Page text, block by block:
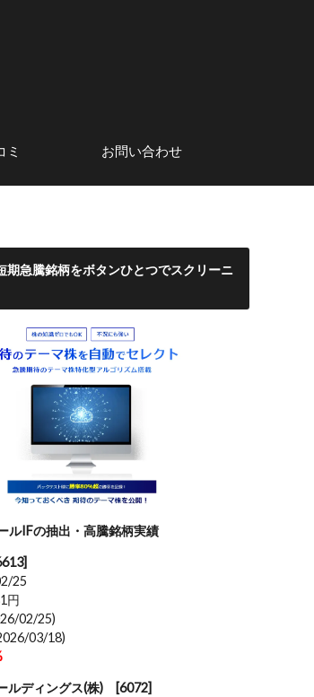
ミ
株初心者にもおすすめのネット
お問い合わせ
サイト運営者情報
期急騰銘柄をボタンひとつでスクリーニ
ルIFの抽出・高騰銘柄実績
25
円
02/25)
03/18)
ルディングス(株) [6072]